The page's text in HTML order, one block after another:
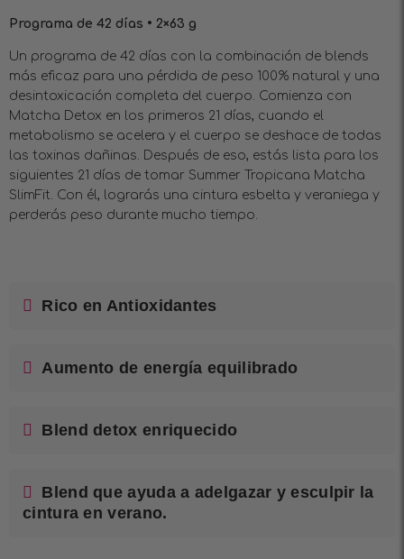
Programa de 42 días • 2×63 g
Un programa de 42 días con la combinación de blends
más eficaz para una pérdida de peso 100% natural y una
desintoxicación completa del cuerpo. Comienza con
Matcha Detox en los primeros 21 días, cuando el
metabolismo se acelera y el cuerpo se deshace de todas
las toxinas dañinas. Después de eso, estás lista para los
siguientes 21 días de tomar Summer Tropicana Matcha
SlimFit. Con él, lograrás una cintura esbelta y veraniega y
perderás peso durante mucho tiempo.
Rico en Antioxidantes
Aumento de energía equilibrado
Blend detox enriquecido
Blend que ayuda a adelgazar y esculpir la
cintura en verano.